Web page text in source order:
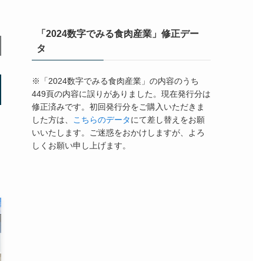
「2024数字でみる食肉産業」修正デー
タ
※「2024数字でみる食肉産業」の内容のうち
449頁の内容に誤りがありました。現在発行分は
修正済みです。初回発行分をご購入いただきま
した方は、
こちらのデータにて差し替えをお願
いいたします。ご迷惑をおかけしますが、よろ
しくお願い申し上げます。